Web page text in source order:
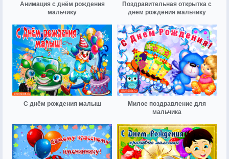
Анимация с днём рождения
мальчику
Поздравительная открытка с
днем рождения мальчику
С днём рождения малыш
Милое поздравление для
мальчика